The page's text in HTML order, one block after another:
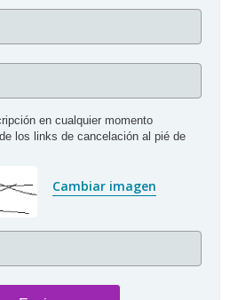
en cualquier momento
los links de cancelación al pié de
Cambiar imagen